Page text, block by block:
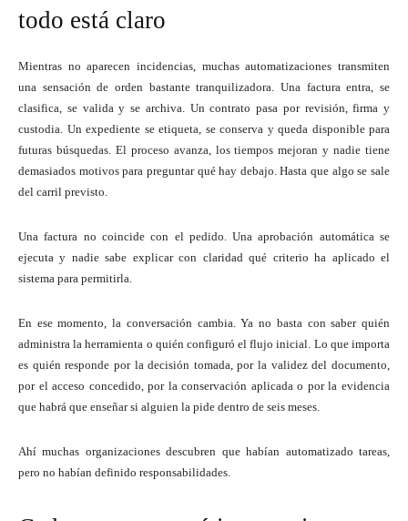
todo está claro
Mientras no aparecen incidencias, muchas automatizaciones transmiten
una sensación de orden bastante tranquilizadora. Una factura entra, se
clasifica, se valida y se archiva. Un contrato pasa por revisión, firma y
custodia. Un expediente se etiqueta, se conserva y queda disponible para
futuras búsquedas. El proceso avanza, los tiempos mejoran y nadie tiene
demasiados motivos para preguntar qué hay debajo. Hasta que algo se sale
del carril previsto.
Una factura no coincide con el pedido. Una aprobación automática se
ejecuta y nadie sabe explicar con claridad qué criterio ha aplicado el
sistema para permitirla.
En ese momento, la conversación cambia. Ya no basta con saber quién
administra la herramienta o quién configuró el flujo inicial. Lo que importa
es quién responde por la decisión tomada, por la validez del documento,
por el acceso concedido, por la conservación aplicada o por la evidencia
que habrá que enseñar si alguien la pide dentro de seis meses.
Ahí muchas organizaciones descubren que habían automatizado tareas,
pero no habían definido responsabilidades.